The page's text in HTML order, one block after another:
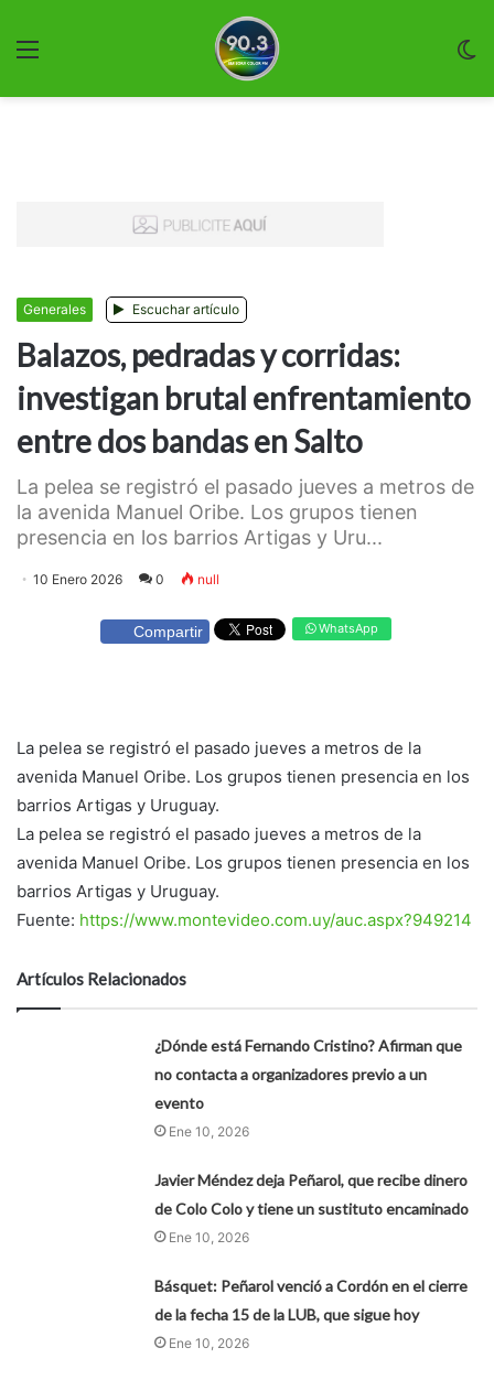
Generales Escuchar artículo
Balazos, pedradas y corridas:
investigan brutal enfrentamiento
entre dos bandas en Salto
La pelea se registró el pasado jueves a metros de
la avenida Manuel Oribe. Los grupos tienen
presencia en los barrios Artigas y Uru...
10 Enero 2026 0 null
Compartir WhatsApp
La pelea se registró el pasado jueves a metros de la
avenida Manuel Oribe. Los grupos tienen presencia en los
barrios Artigas y Uruguay.
La pelea se registró el pasado jueves a metros de la
avenida Manuel Oribe. Los grupos tienen presencia en los
barrios Artigas y Uruguay.
Fuente: https://www.montevideo.com.uy/auc.aspx?949214
Artículos Relacionados
¿Dónde está Fernando Cristino? Afirman que
no contacta a organizadores previo a un
evento
Ene 10, 2026
Javier Méndez deja Peñarol, que recibe dinero
de Colo Colo y tiene un sustituto encaminado
Ene 10, 2026
Básquet: Peñarol venció a Cordón en el cierre
de la fecha 15 de la LUB, que sigue hoy
Ene 10, 2026